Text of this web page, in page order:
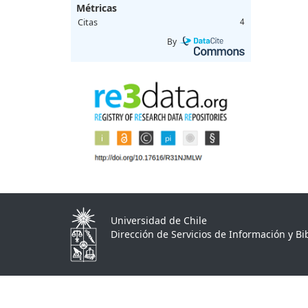
Métricas
Citas 4
By
Universidad de Chile
Dirección de Servicios de Información y